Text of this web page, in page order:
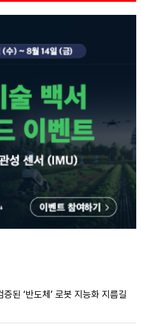
된 ‘반도체’ 로봇 지능화 지름길